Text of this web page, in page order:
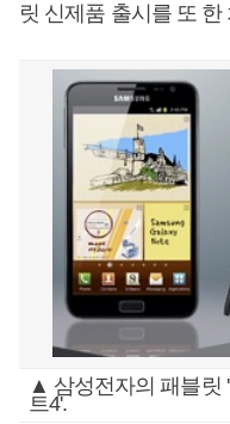
릿 신제품 출시를 또 한
▲ 삼성전자의 패블릿
트4'.